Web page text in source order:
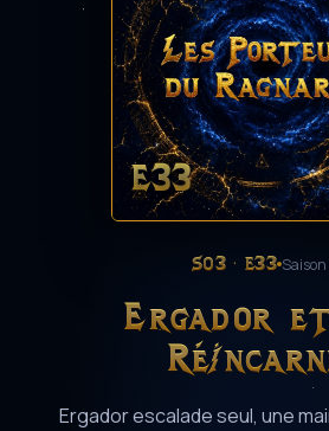
E33
S03 · E33 Saison
Ergador
Ergador escalade seul, une